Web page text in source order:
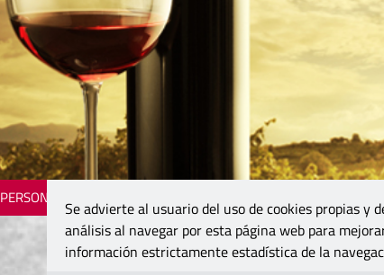
PERSONAJES
Se advierte al usuario del uso de cookies propias y
análisis al navegar por esta página web para
información estrictamente estadística de la